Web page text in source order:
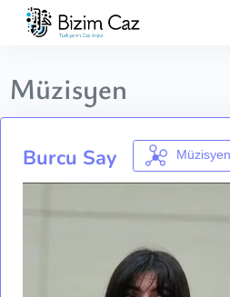
Müzisyen
Burcu Say